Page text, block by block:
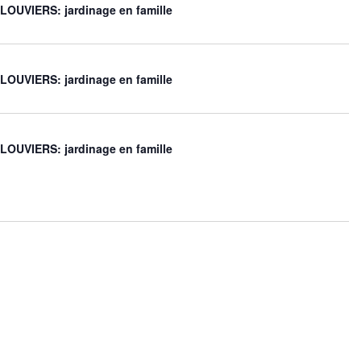
LOUVIERS: jardinage en famille
LOUVIERS: jardinage en famille
LOUVIERS: jardinage en famille